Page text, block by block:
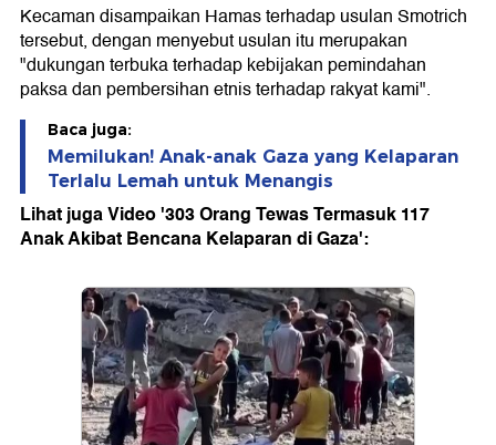
Kecaman disampaikan Hamas terhadap usulan Smotrich
tersebut, dengan menyebut usulan itu merupakan
"dukungan terbuka terhadap kebijakan pemindahan
paksa dan pembersihan etnis terhadap rakyat kami".
Baca juga:
Memilukan! Anak-anak Gaza yang Kelaparan
Terlalu Lemah untuk Menangis
Lihat juga Video '303 Orang Tewas Termasuk 117
Anak Akibat Bencana Kelaparan di Gaza':